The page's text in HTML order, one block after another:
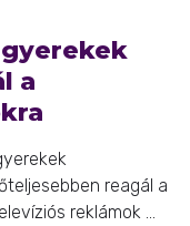
a
reagál a
reklámok ...